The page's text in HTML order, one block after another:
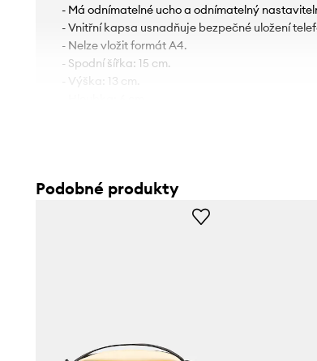
- Má odnímatelné ucho a odnímatelný
- Vnitřní kapsa usnadňuje bezpečné uložení
- Nelze vložit formát A4.
- Spodní šířka: 15 cm.
- Výška: 13 cm.
Podobné produkty